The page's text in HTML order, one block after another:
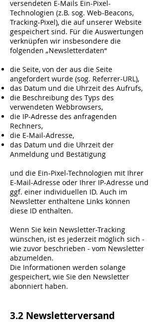
versendeten E-Mails Ein-Pixel-
Technologien (z.B. sog. Web-Beacons,
Tracking-Pixel), die auf unserer Website
gespeichert sind. Für die Auswertungen
verknüpfen wir insbesondere die
folgenden „Newsletterdaten“
die Seite, von der aus die Seite
angefordert wurde (sog. Referrer-URL),
das Datum und die Uhrzeit des Aufrufs,
die Beschreibung des Typs des
verwendeten Webbrowsers,
die IP-Adresse des anfragenden
Rechners,
die E-Mail-Adresse,
das Datum und die Uhrzeit der
Anmeldung und Bestätigung
und die Ein-Pixel-Technologien mit Ihrer
E-Mail-Adresse oder Ihrer IP-Adresse und
ggf. einer individuellen ID. Auch im
Newsletter enthaltene Links können
diese ID enthalten.
Wenn Sie kein Newsletter-Tracking
wünschen, ist es jederzeit möglich sich -
wie zuvor beschrieben - vom Newsletter
abzumelden.
Die Informationen werden solange
gespeichert, wie Sie den Newsletter
abonniert haben.
3.2 Newsletterversand